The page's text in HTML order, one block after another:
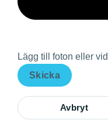
Lägg till foton eller
Skicka
Avbryt